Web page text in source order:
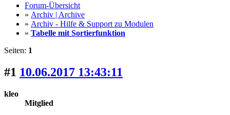
Forum-Übersicht
» Archiv | Archive
» Archiv - Hilfe & Support zu Modulen
» Tabelle mit Sortierfunktion
Seiten: 1
#1 10.06.2017 13:43:11
kleo
Mitglied